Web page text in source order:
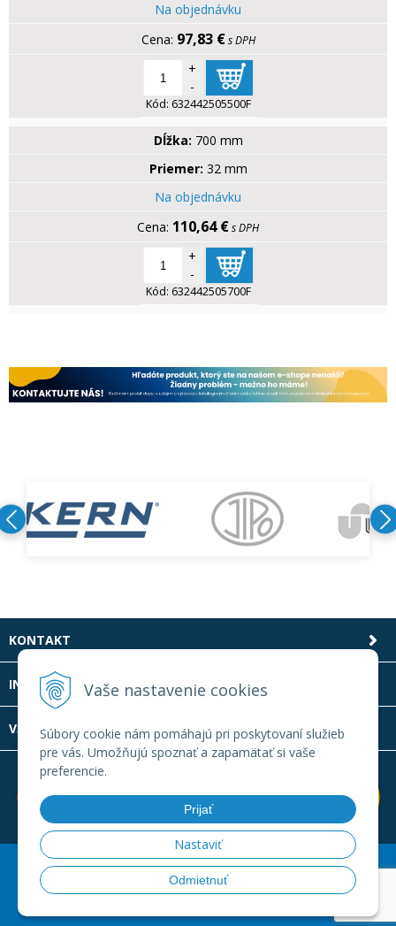
Vaše nastavenie cookies
Súbory cookie nám pomáhajú pri poskytovaní služieb
pre vás. Umožňujú spoznať a zapamätať si vaše
preferencie.
Prijať
Nastaviť
Odmietnuť
Na objednávku
97,83 € s DPH
+
-
Kód: 632442505500F
Dĺžka: 700 mm
Priemer: 32 mm
Na objednávku
110,64 €s DPH
+
-
Kód: 632442505700F
KONTAKT
INFOLINKA
VŠETKO O NÁKUPE
© 2026 Laboratornatechnika.sk •Created
e-shop Pohoda
connectorbyNextCom s.r.o.